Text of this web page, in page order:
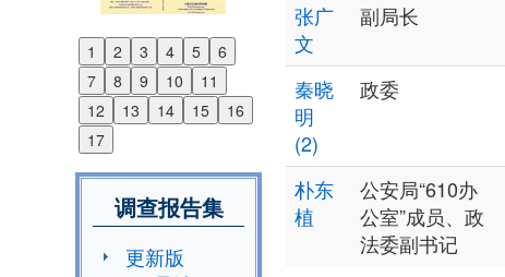
1 2 3 4 5
6
7
8 9 10
11
12
13 14 15
16
17
Previous
Next
调查报告集
更新版
张广
文
副局长
秦晓
明
(2)
政委
朴东
植
公安局“610办
公室”成员、政
法委副书记